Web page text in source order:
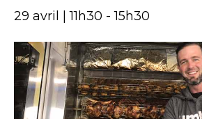
29 avril | 11h30 -15h30